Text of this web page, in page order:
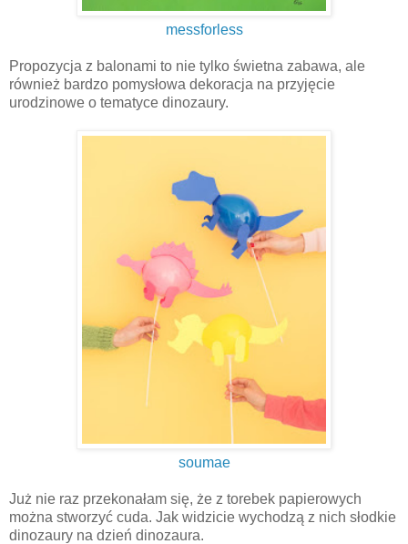
messforless
Propozycja z balonami to nie tylko świetna zabawa, ale
również bardzo pomysłowa dekoracja na przyjęcie
urodzinowe o tematyce dinozaury.
soumae
Już nie raz przekonałam się, że z torebek papierowych
można stworzyć cuda. Jak widzicie wychodzą z nich słodkie
dinozaury na dzień dinozaura.